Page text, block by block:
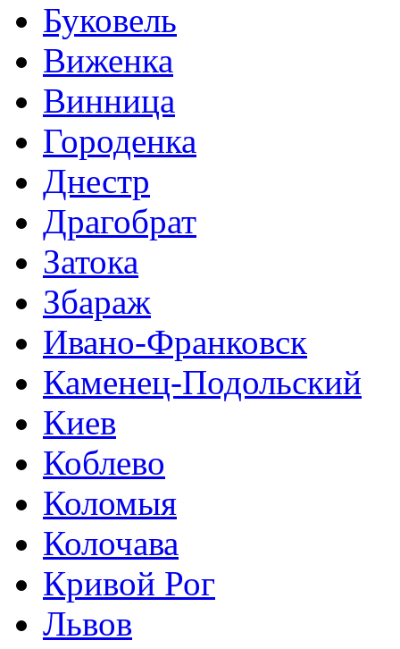
Буковель
Виженка
Винница
Городенка
Днестр
Драгобрат
Затока
Збараж
Ивано-Франковск
Каменец-Подольский
Киев
Коблево
Коломыя
Колочава
Кривой Рог
Львов